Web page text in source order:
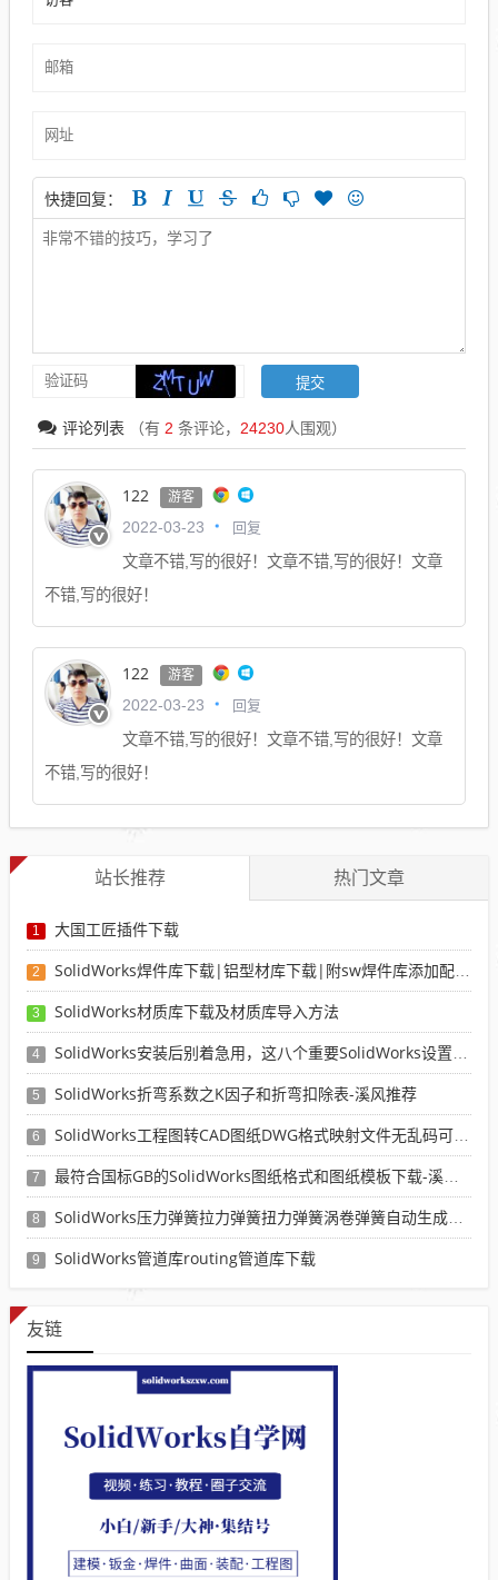
快捷回复：
评论列表 （有 2 条评论， 24230人围观）
122 游客
2022-03-23 回复
文章不错,写的很好！文章不错,写的很好！文章
不错,写的很好！
122 游客
2022-03-23 回复
文章不错,写的很好！文章不错,写的很好！文章
不错,写的很好！
站长推荐 热门文章
1 大国工匠插件下载
2 SolidWorks焊件库下载|铝型材库下载|附sw焊件库添加配置使用教程
3 SolidWorks材质库下载及材质库导入方法
4 SolidWorks安装后别着急用，这八个重要SolidWorks设置可以提高你的画图效率
5 SolidWorks折弯系数之K因子和折弯扣除表-溪风推荐
6 SolidWorks工程图转CAD图纸DWG格式映射文件无乱码可分层-溪风亲测推荐
7 最符合国标GB的SolidWorks图纸格式和图纸模板下载-溪风专用版
8 SolidWorks压力弹簧拉力弹簧扭力弹簧涡卷弹簧自动生成宏程序下载
9 SolidWorks管道库routing管道库下载
友链